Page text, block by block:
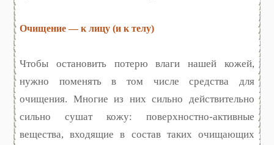
Очищение — к лицу (и к телу)
Чтобы остановить потерю влаги нашей кожей,
нужно поменять в том числе средства для
очищения. Многие из них сильно действительно
сильно сушат кожу: поверхностно-активные
вещества, входящие в состав таких очищающих